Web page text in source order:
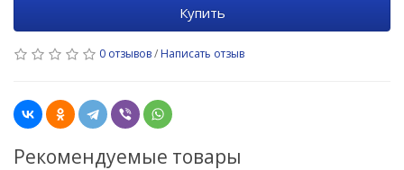
Купить
0 отзывов/ Написать отзыв
Рекомендуемые товары